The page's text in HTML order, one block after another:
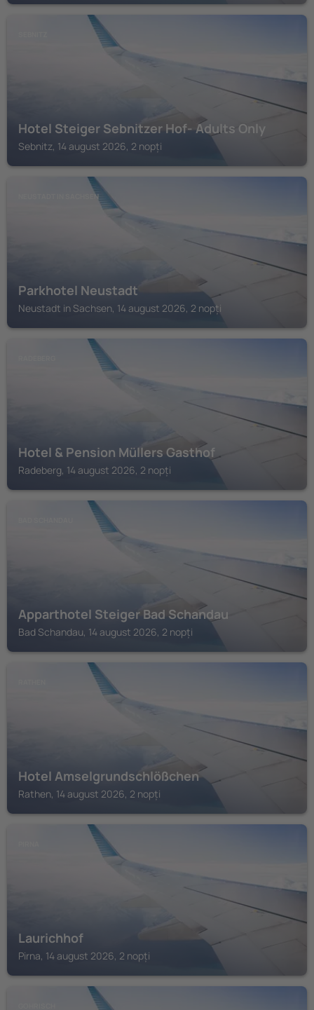
Hotel Steiger Sebnitzer Hof- Adults Only
Sebnitz, 14 august 2026, 2 nopți
NEUSTADT IN SACHSEN
Parkhotel Neustadt
Neustadt in Sachsen, 14 august 2026, 2 nopți
Hotel & Pension Müllers Gasthof
Radeberg, 14 august 2026, 2 nopți
Apparthotel Steiger Bad Schandau
Bad Schandau, 14 august 2026, 2 nopți
Hotel Amselgrundschlößchen
Rathen, 14 august 2026, 2 nopți
Laurichhof
Pirna, 14 august 2026, 2 nopți